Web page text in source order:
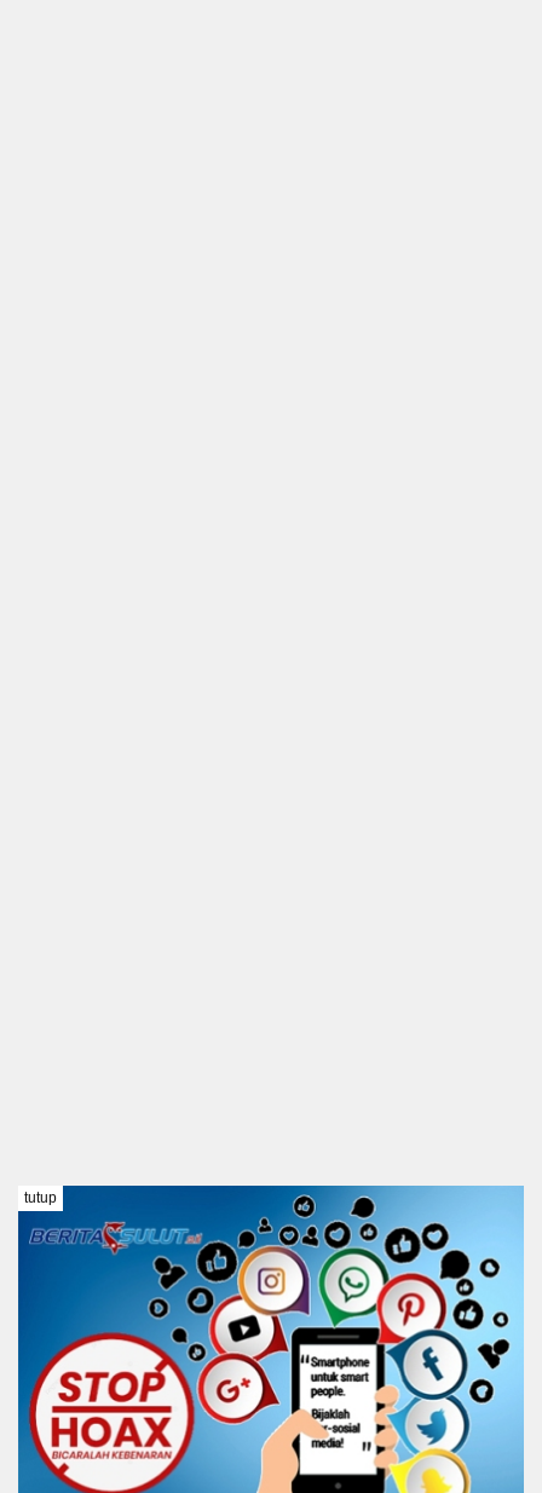
TENTANG KAMI REDAKSI
DISCLAIMER
tutup